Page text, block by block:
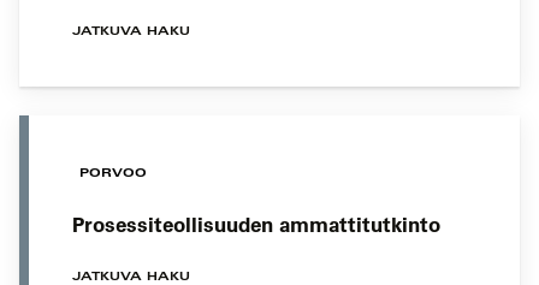
JATKUVA HAKU
PORVOO
Prosessiteollisuuden ammattitutkinto
JATKUVA HAKU